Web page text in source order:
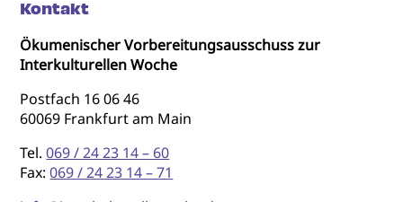
Kontakt
Ökumenischer Vorbereitungsausschuss zur
Interkulturellen Woche
Postfach 16 06 46
60069 Frankfurt am Main
Tel.069 / 24 23 14 – 60
Fax:069 / 24 23 14 – 71